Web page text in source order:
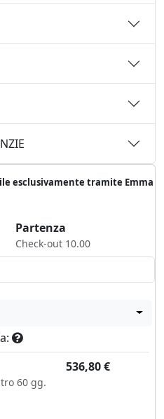
esclusivamente tramite Emma
Partenza
Check-out 10.00
536,80€
60 gg.